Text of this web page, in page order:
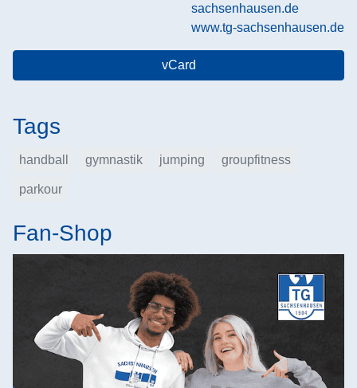
sachsenhausen.de
www.tg-sachsenhausen.de
vCard
Tags
handball gymnastik jumping groupfitness
parkour
Fan-Shop